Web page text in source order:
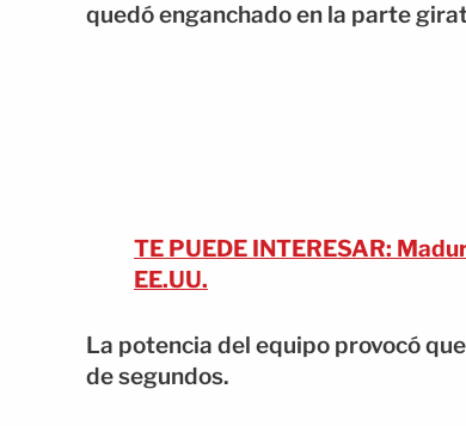
quedó enganchado en la parte
TE PUEDE INTERESAR:
EE.UU.
La potencia del equipo provocó
de segundos.